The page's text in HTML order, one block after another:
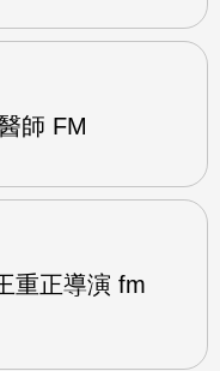
師 FM
重正導演 fm